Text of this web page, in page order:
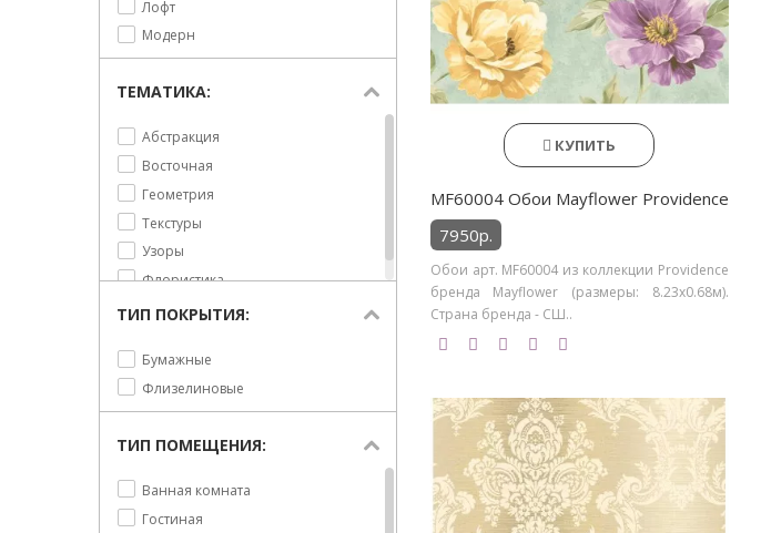
Лофт
Модерн
ТЕМАТИКА:
Абстракция
Восточная
Геометрия
Текстуры
Узоры
Флористика
ТИП ПОКРЫТИЯ:
Бумажные
Флизелиновые
ТИП ПОМЕЩЕНИЯ:
Ванная комната
Гостиная
КУПИТЬ
MF60004 Обои Mayflower Providence
7950р.
Обои арт. MF60004 из коллекции Providence
бренда Mayflower (размеры: 8.23х0.68м).
Страна бренда - СШ..